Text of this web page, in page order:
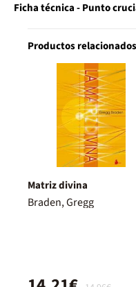
Ficha técnica - Punto
Productos
Matriz divina
Braden, Gregg